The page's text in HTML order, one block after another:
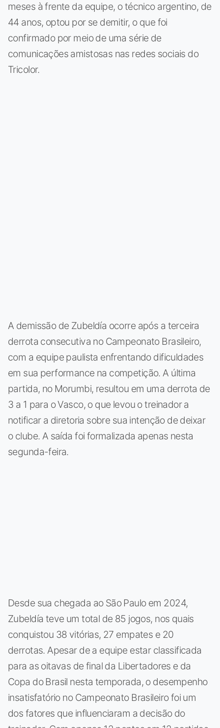
meses à frente da equipe, o técnico argentino, de
44 anos, optou por se demitir, o que foi
confirmado por meio de uma série de
comunicações amistosas nas redes sociais do
Tricolor.
A demissão de Zubeldía ocorre após a terceira
derrota consecutiva no Campeonato Brasileiro,
com a equipe paulista enfrentando dificuldades
em sua performance na competição. A última
partida, no Morumbi, resultou em uma derrota de
3 a 1 para o Vasco, o que levou o treinador a
notificar a diretoria sobre sua intenção de deixar
o clube. A saída foi formalizada apenas nesta
segunda-feira.
Desde sua chegada ao São Paulo em 2024,
Zubeldía teve um total de 85 jogos, nos quais
conquistou 38 vitórias, 27 empates e 20
derrotas. Apesar de a equipe estar classificada
para as oitavas de final da Libertadores e da
Copa do Brasil nesta temporada, o desempenho
insatisfatório no Campeonato Brasileiro foi um
dos fatores que influenciaram a decisão do